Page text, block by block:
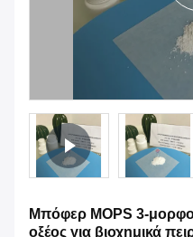
Μπόφερ MOPS 3-
οξέος για βιοχημικά